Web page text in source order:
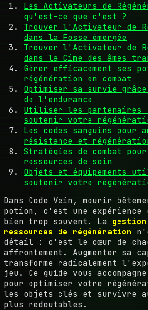
Les Activateurs de
qu'est-ce que c'est ?
Trouver l'Activateur de
dans la Fosse émergée
Trouver l'Activateur de
dans la Cime des âmes
Gérer efficacement ses
régénération en combat
Optimiser sa survie
de l'endurance
Utiliser les partenaires
soutenir votre
Les codes sanguins pour
résistance et
Stratégies de combat
ressources de soin
Objets et équipements
soutenir votre
Dans Code Vein, mourir
potion, c'est une expérience
bien trop souvent. La gestion
ressources de régénération
détail : c'est le cœur de
affrontement. Augmenter sa
transforme radicalement
jeu. Ce guide vous
pour optimiser votre
les objets clés et survivre
plus redoutables.